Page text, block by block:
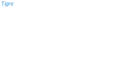
Tigre